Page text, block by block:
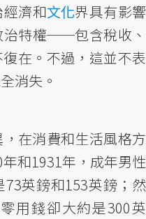
濟和文化界具有影響
治特權──包含稅收、
在。不過，這並不表
消失。
在消費和生活風格方
和1931年，成年男性
英鎊和153英鎊；然
用錢卻大約是300英